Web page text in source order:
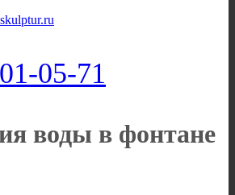
05-71
воды в фонтане